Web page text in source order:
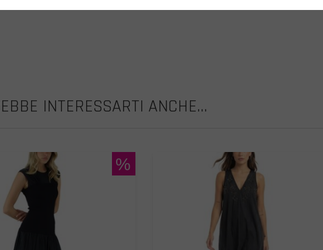
INTERESSARTI ANCHE...
%